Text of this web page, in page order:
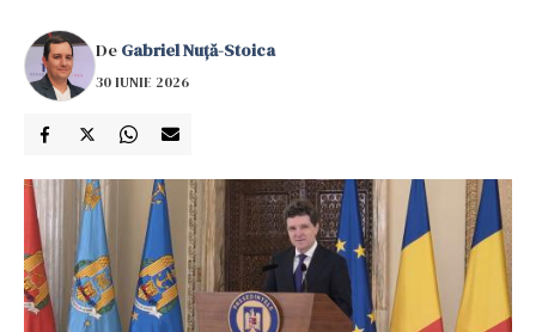
De Gabriel Nuță-Stoica
30 IUNIE 2026